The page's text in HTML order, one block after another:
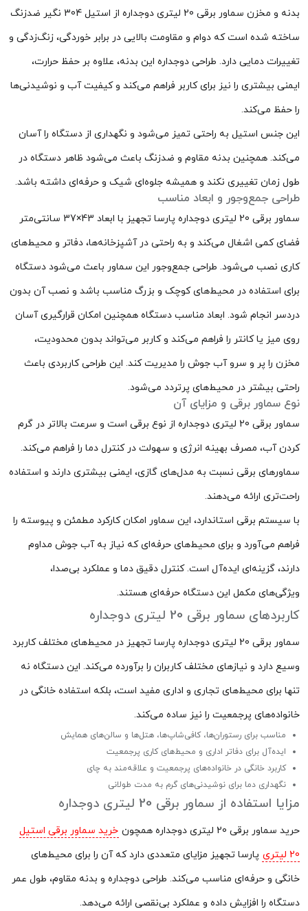
بدنه و مخزن سماور برقی 20 لیتری دوجداره از استیل 304 نگیر ضدزنگ
ساخته شده است که دوام و مقاومت بالایی در برابر خوردگی، زنگ‌زدگی و
تغییرات دمایی دارد. طراحی دوجداره این بدنه، علاوه بر حفظ حرارت،
ایمنی بیشتری را نیز برای کاربر فراهم می‌کند و کیفیت آب و نوشیدنی‌ها
را حفظ می‌کند.
این جنس استیل به راحتی تمیز می‌شود و نگهداری از دستگاه را آسان
می‌کند. همچنین بدنه مقاوم و ضدزنگ باعث می‌شود ظاهر دستگاه در
طول زمان تغییری نکند و همیشه جلوه‌ای شیک و حرفه‌ای داشته باشد.
طراحی جمع‌وجور و ابعاد مناسب
سماور برقی 20 لیتری دوجداره پارسا تجهیز با ابعاد 43×37 سانتی‌متر
فضای کمی اشغال می‌کند و به راحتی در آشپزخانه‌ها، دفاتر و محیط‌های
کاری نصب می‌شود. طراحی جمع‌وجور این سماور باعث می‌شود دستگاه
برای استفاده در محیط‌های کوچک و بزرگ مناسب باشد و نصب آن بدون
دردسر انجام شود. ابعاد مناسب دستگاه همچنین امکان قرارگیری آسان
روی میز یا کانتر را فراهم می‌کند و کاربر می‌تواند بدون محدودیت،
مخزن را پر و سرو آب جوش را مدیریت کند. این طراحی کاربردی باعث
راحتی بیشتر در محیط‌های پرتردد می‌شود.
نوع سماور برقی و مزایای آن
سماور برقی 20 لیتری دوجداره از نوع برقی است و سرعت بالاتر در گرم
کردن آب، مصرف بهینه انرژی و سهولت در کنترل دما را فراهم می‌کند.
سماورهای برقی نسبت به مدل‌های گازی، ایمنی بیشتری دارند و استفاده
راحت‌تری ارائه می‌دهند.
با سیستم برقی استاندارد، این سماور امکان کارکرد مطمئن و پیوسته را
فراهم می‌آورد و برای محیط‌های حرفه‌ای که نیاز به آب جوش مداوم
دارند، گزینه‌ای ایده‌آل است. کنترل دقیق دما و عملکرد بی‌صدا،
ویژگی‌های مکمل این دستگاه حرفه‌ای هستند.
کاربردهای سماور برقی 20 لیتری دوجداره
سماور برقی 20 لیتری دوجداره پارسا تجهیز در محیط‌های مختلف کاربرد
وسیع دارد و نیازهای مختلف کاربران را برآورده می‌کند. این دستگاه نه
تنها برای محیط‌های تجاری و اداری مفید است، بلکه استفاده خانگی در
خانواده‌های پرجمعیت را نیز ساده می‌کند.
مناسب برای رستوران‌ها، کافی‌شاپ‌ها، هتل‌ها و سالن‌های همایش
ایده‌آل برای دفاتر اداری و محیط‌های کاری پرجمعیت
کاربرد خانگی در خانواده‌های پرجمعیت و علاقه‌مند به چای
نگهداری دما برای نوشیدنی‌های گرم به مدت طولانی
مزایا استفاده از سماور برقی 20 لیتری دوجداره
حرید سماور برقی 20 لیتری دوجداره همچون
خرید سماور برقی استیل
20 لیتری
پارسا تجهیز مزایای متعددی دارد که آن را برای محیط‌های
خانگی و حرفه‌ای مناسب می‌کند. طراحی دوجداره و بدنه مقاوم، طول عمر
دستگاه را افزایش داده و عملکرد بی‌نقصی ارائه می‌دهد.